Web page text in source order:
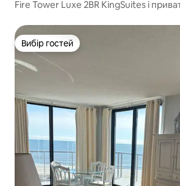
Fire Tower Luxe 2BR KingSuites і
Вибір гостей
Вибір гостей